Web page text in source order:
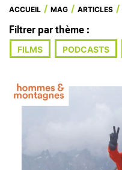
ACCUEIL MAG ARTICLES
Filtrer par thème :
FILMS PODCASTS